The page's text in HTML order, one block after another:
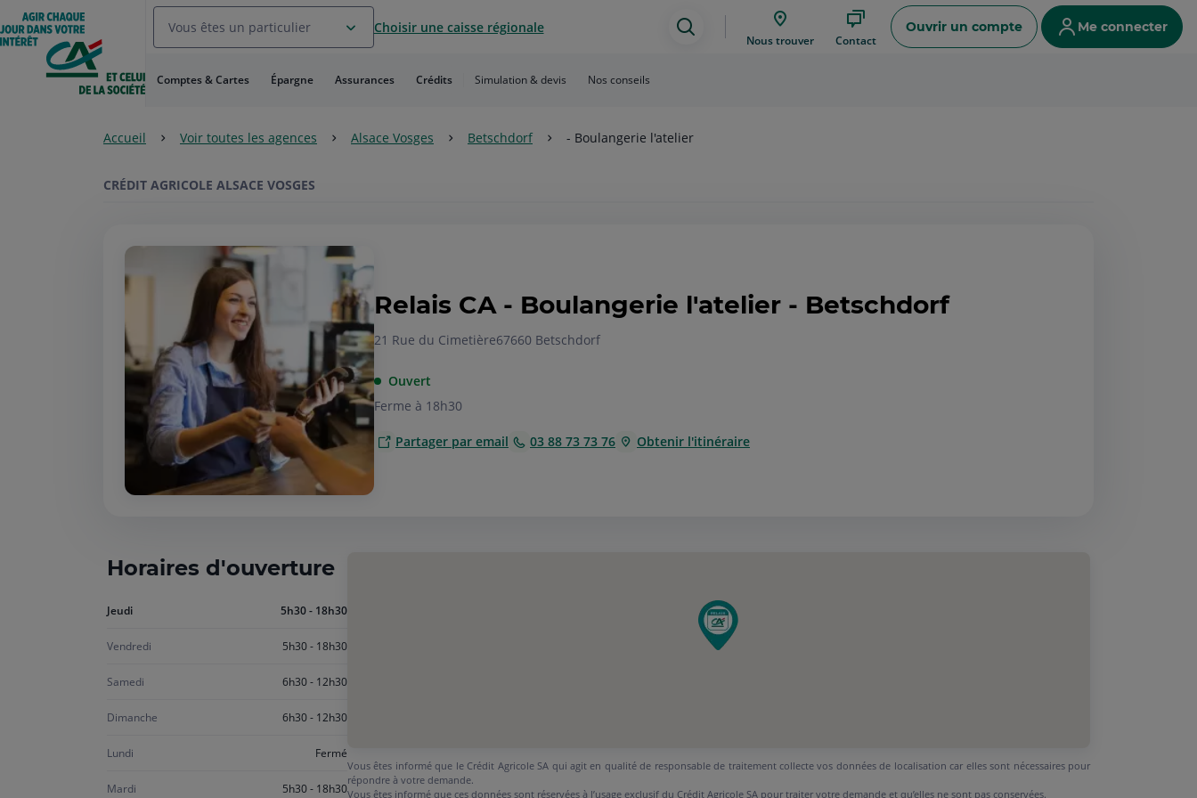
Aller
au
Menu
Aller au
Contenu
Vous êtes un particulier Choisir une caisse régionale
Assistance
Nous trouver Contact
Ouvrir un compte Me connecter
Comptes & Cartes Épargne Assurances Crédits Simulation & devis Nos conseils
Accueil Voir toutes les agences Alsace Vosges Betschdorf - Boulangerie l'atelier
CRÉDIT AGRICOLE ALSACE VOSGES
Relais CA - Boulangerie l'atelier - Betschdorf
21 Rue du Cimetière67660 Betschdorf
Ouvert
Ferme à 18h30
Partager par email 03 88 73 73 76 Obtenir l'itinéraire
Horaires d'ouverture
JeudiAujourd'hui
5h30 - 18h30
Vendredi 5h30 - 18h30
Samedi 6h30 - 12h30
Dimanche 6h30 - 12h30
Lundi Fermé
Mardi 5h30 - 18h30
Vous êtes informé que le Crédit Agricole SA qui agit en qualité de responsable de traitement collecte vos données de localisation car elles sont nécessaires pour
répondre à votre demande.
Vous êtes informé que ces données sont réservées à l’usage exclusif du Crédit Agricole SA pour traiter votre demande et qu’elles ne sont pas conservées.